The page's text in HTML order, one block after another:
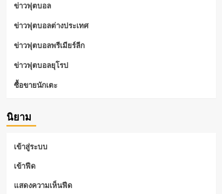
ข่าวฟุตบอล
ข่าวฟุตบอลต่างประเทศ
ข่าวฟุตบอลพรีเมียร์ลีก
ข่าวฟุตบอลยุโรป
ซื้อขายนักเตะ
นิยาม
เข้าสู่ระบบ
เข้าฟีด
แสดงความเห็นฟีด